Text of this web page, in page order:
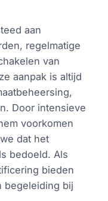
aan
regelmatige
van
aanpak is altijd
Door intensieve
voorkomen
dat het
bedoeld. Als
bieden
begeleiding bij